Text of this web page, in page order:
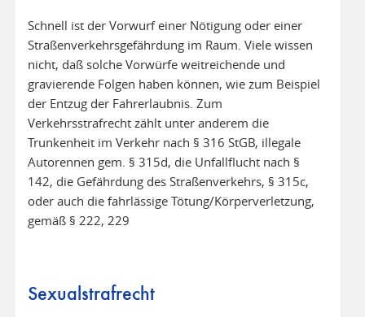
Schnell ist der Vorwurf einer Nötigung oder einer
Straßenverkehrsgefährdung im Raum. Viele wissen
nicht, daß solche Vorwürfe weitreichende und
gravierende Folgen haben können, wie zum Beispiel
der Entzug der Fahrerlaubnis. Zum
Verkehrsstrafrecht zählt unter anderem die
Trunkenheit im Verkehr nach § 316 StGB, illegale
Autorennen gem. § 315d, die Unfallflucht nach §
142, die Gefährdung des Straßenverkehrs, § 315c,
oder auch die fahrlässige Tötung/Körperverletzung,
gemäß § 222, 229
Sexualstrafrecht